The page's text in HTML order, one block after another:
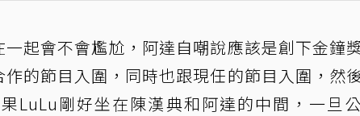
一起會不會尷尬，阿達自嘲說應該是創下金鐘
的節目入圍，同時也跟現任的節目入圍，然
LuLu剛好坐在陳漢典和阿達的中間，一旦